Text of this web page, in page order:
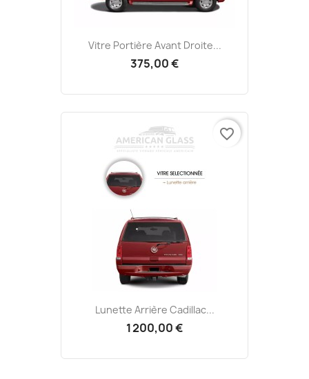
Vitre Portière Avant Droite...
375,00 €
Lunette Arrière Cadillac...
1 200,00 €
favorite_border